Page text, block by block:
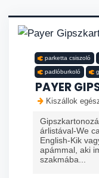
parketta csiszoló
padlóburkoló
PAYER
Kiszállok
árlistával-We
English-Kik
apámmal, aki
szakmába...